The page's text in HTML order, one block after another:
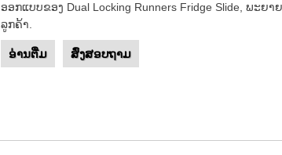
ອອກແບບຂອງ Dual Locking Runners Fridge Slide, ພະຍ
ລູກຄ້າ.
ອ່ານ​ຕື່ມ ສົ່ງສອບຖາມ